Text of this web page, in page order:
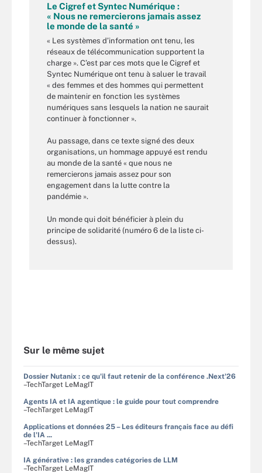
Le Cigref et Syntec Numérique :
« Nous ne remercierons jamais assez
le monde de la santé »
« Les systèmes d’information ont tenu, les
réseaux de télécommunication supportent la
charge ». C’est par ces mots que le Cigref et
Syntec Numérique ont tenu à saluer le travail
« des femmes et des hommes qui permettent
de maintenir en fonction les systèmes
numériques sans lesquels la nation ne saurait
continuer à fonctionner ».
Au passage, dans ce texte signé des deux
organisations, un hommage appuyé est rendu
au monde de la santé « que nous ne
remercierons jamais assez pour son
engagement dans la lutte contre la
pandémie ».
Un monde qui doit bénéficier à plein du
principe de solidarité (numéro 6 de la liste ci-
dessus).
Sur le même sujet
Dossier Nutanix : ce qu'il faut retenir de la conférence .Next'26
–TechTarget LeMagIT
Agents IA et IA agentique : le guide pour tout comprendre
–TechTarget LeMagIT
Applications et données 25 – Les éditeurs français face au défi
de l'IA ...
–TechTarget LeMagIT
IA générative : les grandes catégories de LLM
–TechTarget LeMagIT